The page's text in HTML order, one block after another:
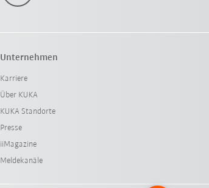
Unternehmen
Karriere
Über KUKA
KUKA Standorte
Presse
iiMagazine
Meldekanäle